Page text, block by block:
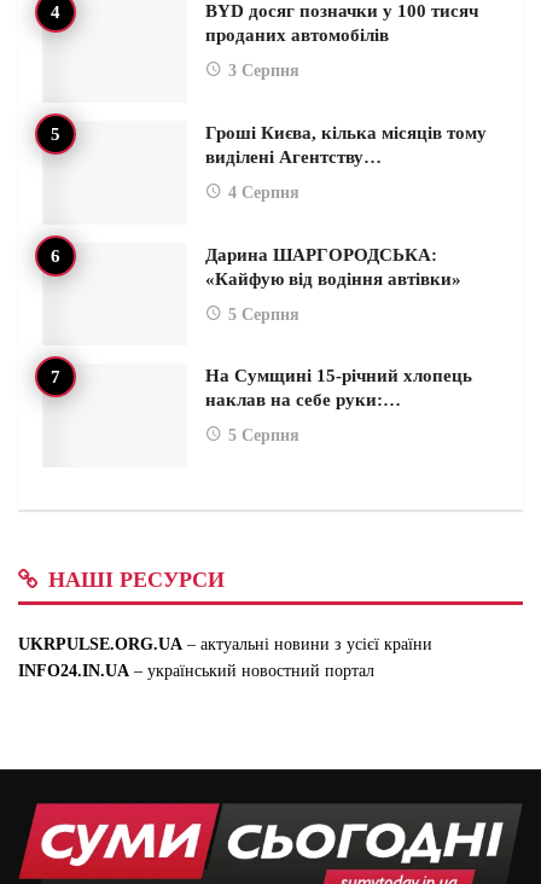
BYD досяг позначки у 100 тисяч
проданих автомобілів
3 Серпня
Гроші Києва, кілька місяців тому
виділені Агентству…
4 Серпня
Дарина ШАРГОРОДСЬКА:
«Кайфую від водіння автівки»
5 Серпня
На Сумщині 15-річний хлопець
наклав на себе руки:…
5 Серпня
НАШІ РЕСУРСИ
UKRPULSE.ORG.UA – актуальні новини з усієї країни
INFO24.IN.UA – український новостний портал